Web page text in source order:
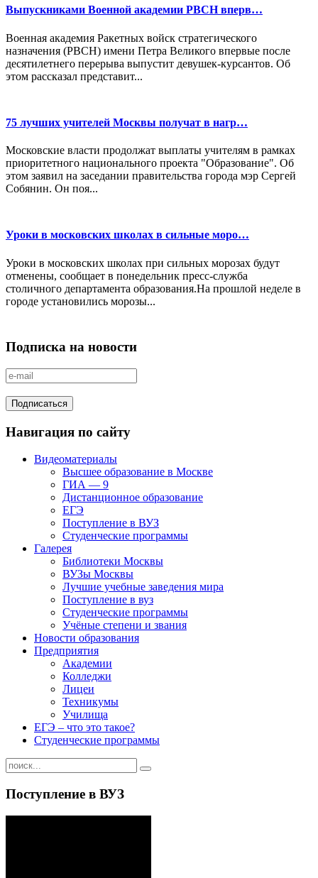
Выпускниками Военной академии РВСН вперв…
Военная академия Ракетных войск стратегического
назначения (РВСН) имени Петра Великого впервые после
десятилетнего перерыва выпустит девушек-курсантов. Об
этом рассказал представит...
75 лучших учителей Москвы получат в нагр…
Московские власти продолжат выплаты учителям в рамках
приоритетного национального проекта "Образование". Об
этом заявил на заседании правительства города мэр Сергей
Собянин. Он поя...
Уроки в московских школах в сильные моро…
Уроки в московских школах при сильных морозах будут
отменены, сообщает в понедельник пресс-служба
столичного департамента образования.На прошлой неделе в
городе установились морозы...
Подписка на новости
Навигация по сайту
Видеоматериалы
Высшее образование в Москве
ГИА — 9
Дистанционное образование
ЕГЭ
Поступление в ВУЗ
Студенческие программы
Галерея
Библиотеки Москвы
ВУЗы Москвы
Лучшие учебные заведения мира
Поступление в вуз
Студенческие программы
Учёные степени и звания
Новости образования
Предприятия
Академии
Колледжи
Лицеи
Техникумы
Училища
ЕГЭ – что это такое?
Студенческие программы
Поступление в ВУЗ